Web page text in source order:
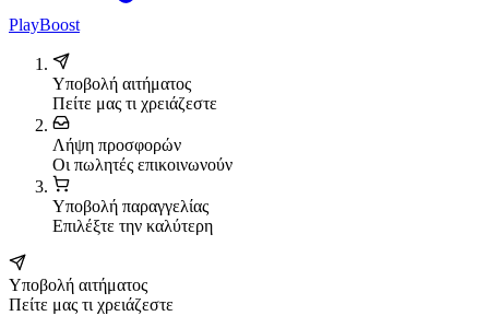
PlayBoost
Υποβολή αιτήματος
Πείτε μας τι χρειάζεστε
Λήψη προσφορών
Οι πωλητές επικοινωνούν
Υποβολή παραγγελίας
Επιλέξτε την καλύτερη
Υποβολή αιτήματος
Πείτε μας τι χρειάζεστε